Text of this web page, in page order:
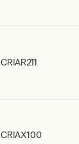
CRIAR211
CRIAX100